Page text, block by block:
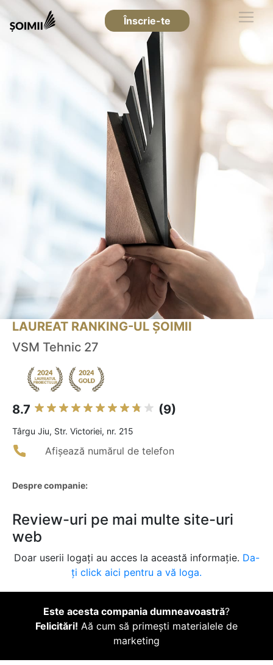
Înscrie-te
LAUREAT RANKING-UL ȘOIMII
VSM Tehnic 27
8.7 (9)
Târgu Jiu, Str. Victoriei, nr. 215
Afișează numărul de telefon
Despre companie:
Review-uri pe mai multe site-uri
web
Doar userii logați au acces la această informație. Da-
ți click aici pentru a vă loga.
Este acesta compania dumneavoastră?
Felicitări! Aă cum să primești materialele de
marketing